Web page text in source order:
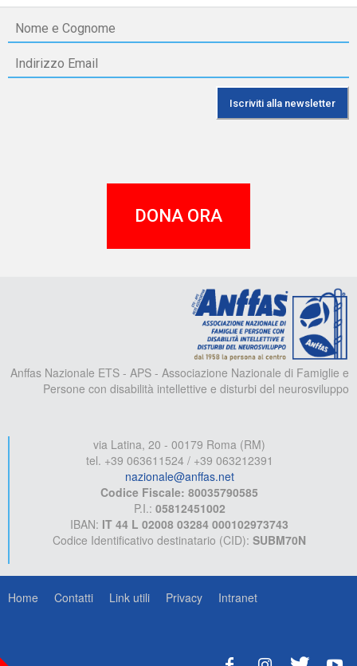
DONA ORA
Anffas Nazionale ETS - APS - Associazione Nazionale di Famiglie e
Persone con disabilità intellettive e disturbi del neurosviluppo
via Latina, 20 - 00179 Roma (RM)
tel. +39 063611524 / +39 063212391
nazionale@anffas.net
Codice Fiscale: 80035790585
P.I.: 05812451002
IBAN: IT 44 L 02008 03284 000102973743
Codice Identificativo destinatario (CID): SUBM70N
Home Contatti Link utili Privacy Intranet